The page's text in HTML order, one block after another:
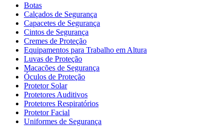
Botas
Calçados de Segurança
Capacetes de Segurança
Cintos de Segurança
Cremes de Proteção
Equipamentos para Trabalho em Altura
Luvas de Proteção
Macacões de Segurança
Óculos de Proteção
Protetor Solar
Protetores Auditivos
Protetores Respiratórios
Protetor Facial
Uniformes de Segurança